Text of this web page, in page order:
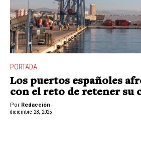
PORTADA
Los puertos españoles
con el reto de retener su
Por Redacción
diciembre 28, 2025